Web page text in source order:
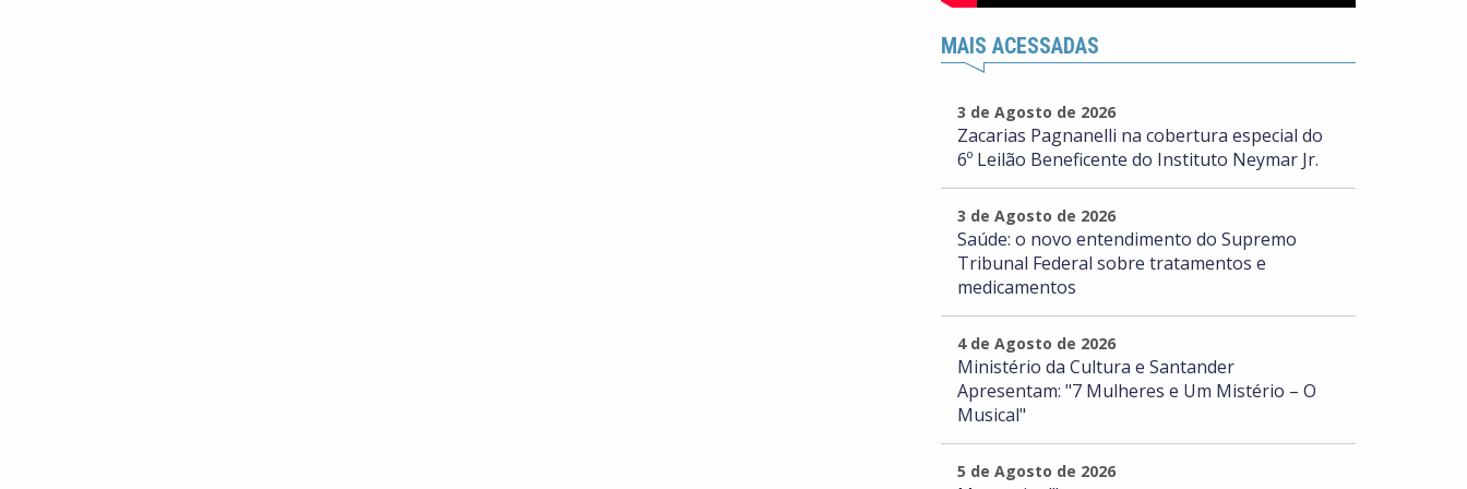
MAIS ACESSADAS
3 de Agosto de 2026
Zacarias Pagnanelli na cobertura especial do
6º Leilão Beneficente do Instituto Neymar Jr.
3 de Agosto de 2026
Saúde: o novo entendimento do Supremo
Tribunal Federal sobre tratamentos e
medicamentos
4 de Agosto de 2026
Ministério da Cultura e Santander
Apresentam: "7 Mulheres e Um Mistério – O
Musical"
5 de Agosto de 2026